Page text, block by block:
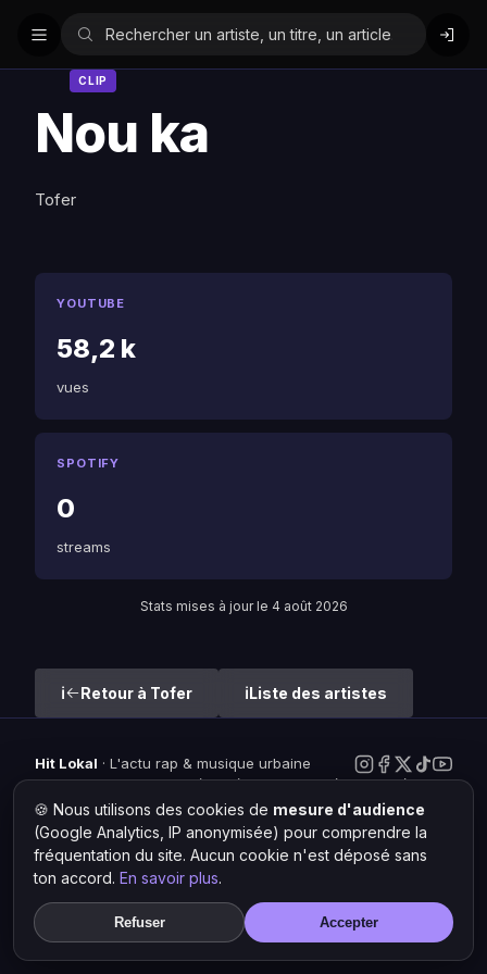
CLIP
Nou ka
Tofer
YOUTUBE
58,2 k
vues
SPOTIFY
0
streams
Stats mises à jour le 4 août 2026
Retour à Tofer Liste des artistes
Hit Lokal · L'actu rap & musique urbaine
© 2026 — Tous droits réservés ·Mentions légales·Gérer les
cookies
🍪 Nous utilisons des cookies de mesure d'audience
(Google Analytics, IP anonymisée) pour comprendre la
fréquentation du site. Aucun cookie n'est déposé sans
ton accord. En savoir plus.
Refuser Accepter